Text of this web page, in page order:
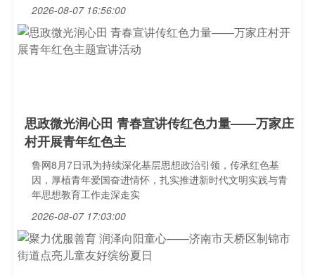
2026-08-07 16:56:00
思政微光润心田 青春宣讲传红色力量——万家庄
村开展青年红色主
鲁网8月7日讯为持续深化基层思想政治引领，传承红色基
因，厚植青年爱国奋进情怀，扎实推进新时代文明实践与青
年思想教育工作走深走实
2026-08-07 17:03:00